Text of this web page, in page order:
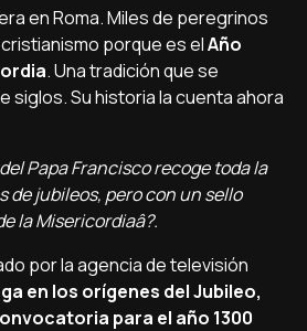
en Roma. Miles de peregrinos
porque es elAño
. Una tradición que se
siglos. Su historia la cuenta ahora
Papa Francisco recoge toda la
de jubileos, pero con un sello
la Misericordiaâ?.
por la agencia de televisión
en los orí­genes del Jubileo,
para el año 1300